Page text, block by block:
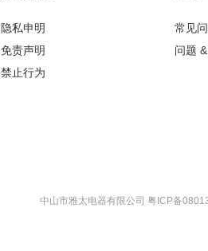
隐私申明
免责声明
禁止行为
常见
问题
中山市雅太电器有限公司 粤ICP备